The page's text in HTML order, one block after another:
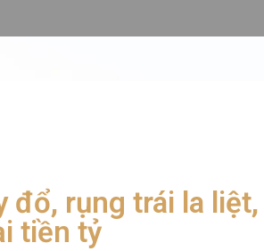
đổ, rụng trái la
tiền tỷ